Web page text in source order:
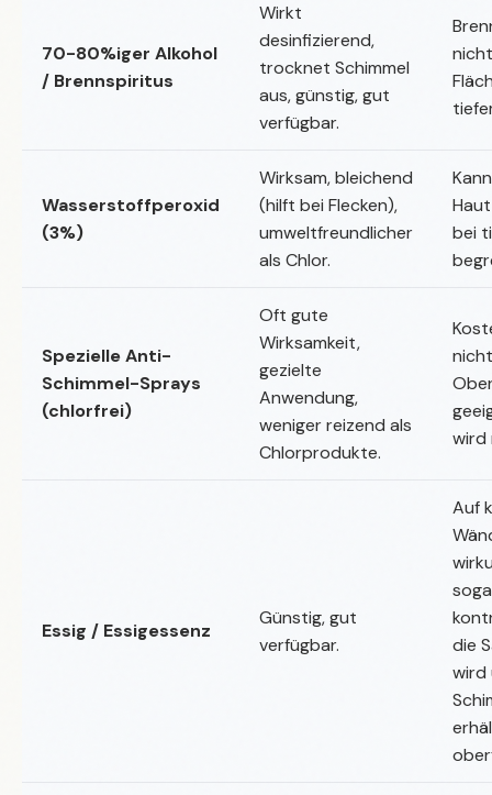
70-80%iger Alkohol
/ Brennspiritus
Wirkt
desinfizierend,
trocknet Schimmel
aus, günstig, gut
verfügbar.
Wasserstoffperoxid
(3%)
Wirksam, bleichend
(hilft bei Flecken),
umweltfreundlicher
als Chlor.
bei
Spezielle Anti-
Schimmel-Sprays
(chlorfrei)
Oft gute
Wirksamkeit,
gezielte
Anwendung,
weniger reizend als
Chlorprodukte.
wird
Essig / Essigessenz
Günstig, gut
verfügbar.
Auf
die
wird